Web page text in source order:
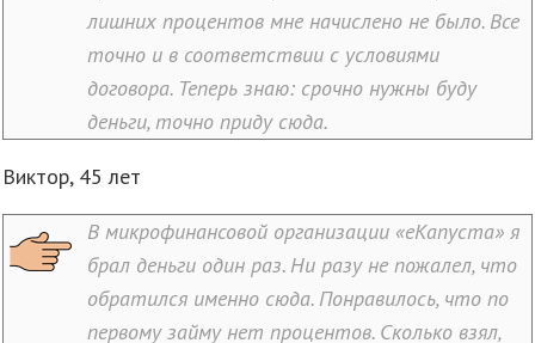
лишних процентов мне начислено не было. Все
точно и в соответствии с условиями
договора. Теперь знаю: срочно нужны буду
деньги, точно приду сюда.
Виктор, 45 лет
В микрофинансовой организации «еКапуста» я
брал деньги один раз. Ни разу не пожалел, что
обратился именно сюда. Понравилось, что по
первому займу нет процентов. Сколько взял,